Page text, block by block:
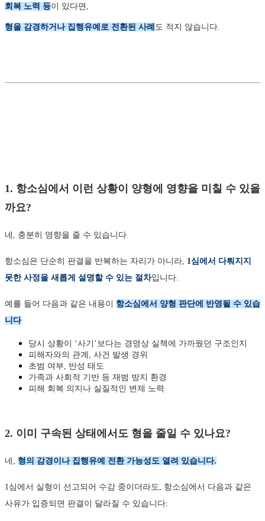
회복 노력 등이 있다면,
형을 감경하거나 집행유예로 전환된 사례 도 적지 않습니다.
1. 항소심에서 이런 상황이 양형에 영향을 미칠 수 있을
까요?
네, 충분히 영향을 줄 수 있습니다.
항소심은 단순히 판결을 반복하는 자리가 아니라, 1심에서 다뤄지지
못한 사정을 새롭게 설명할 수 있는 절차입니다.
예를 들어 다음과 같은 내용이 항소심에서 양형 판단에 반영될 수 있습
니다
당시 상황이 ‘사기’보다는 경영상 실책에 가까웠던 구조인지
피해자와의 관계, 사건 발생 경위
초범 여부, 반성 태도
가족과 사회적 기반 등 재범 방지 환경
피해 회복 의지나 실질적인 변제 노력
2. 이미 구속된 상태에서도 형을 줄일 수 있나요?
네, 형의 감경이나 집행유예 전환 가능성도 열려 있습니다.
1심에서 실형이 선고되어 수감 중이더라도, 항소심에서 다음과 같은
사유가 입증되면 판결이 달라질 수 있습니다: